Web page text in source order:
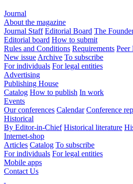
Journal
About the magazine
Journal Staff Editorial Board The
Editorial board How to submit
Rules and Conditions Requirements Peer
New issue Archive To subscribe
For individuals For legal entities
Advertising
Publishing House
Catalog How to publish In work
Events
Our conferences Calendar Conference
Historical
By Editor-in-Chief Historical literature
Internet-shop
Articles Catalog To subscribe
For individuals For legal entities
Mobile apps
Contact Us